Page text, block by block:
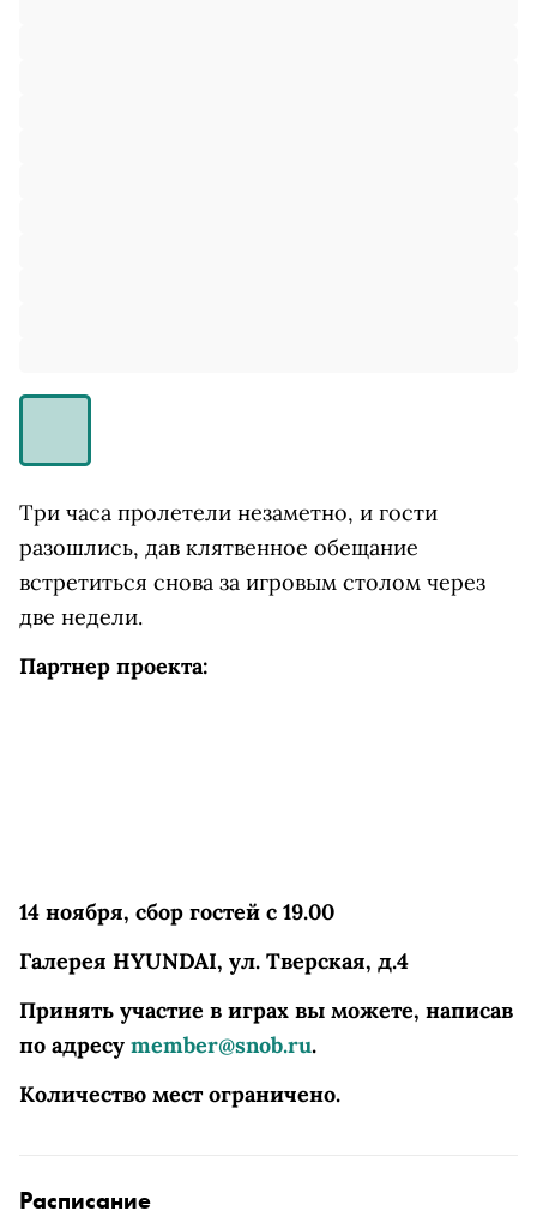
Три часа пролетели незаметно, и гости
разошлись, дав клятвенное обещание
встретиться снова за игровым столом через
две недели.
Партнер проекта:
14 ноября, сбор гостей с 19.00
Галерея HYUNDAI, ул. Тверская, д.4
Принять участие в играх вы можете, написав
по адресу member@snob.ru.
Количество мест ограничено.
Расписание